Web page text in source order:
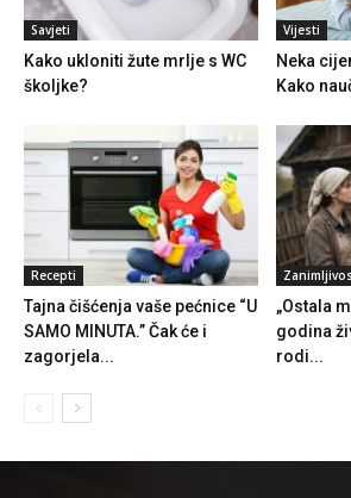
Savjeti
Kako ukloniti žute mrlje s WC
školjke?
Vijesti
Neka
Kako
Recepti
Tajna čišćenja vaše pećnice “U
SAMO MINUTA.” Čak će i
zagorjela...
„Ostala
godina
rodi...